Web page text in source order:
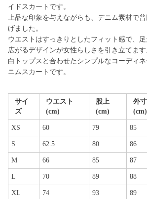
イドスカートです。
上品な印象を与えながらも、デニム素材で
げました。
ウエストはすっきりとしたフィット感で、
広がるデザインが女性らしさを引き立てます
白トップスと合わせたシンプルなコーディ
ニムスカートです。
サイ
ズ
ウエスト
(cm)
股上
(cm)
外寸
(cm)
XS 60 79 85
S 62.5 80 86
M 66 85 87
L 70 89 88
XL 74 93 89